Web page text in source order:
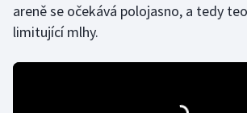
areně se očekává polojasno, a tedy
limitující mlhy.